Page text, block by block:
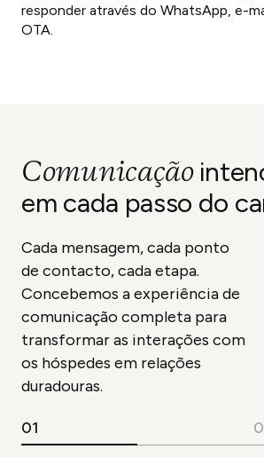
responder através do WhatsApp, e-
OTA.
Comunicação
em cada passo do
Cada mensagem, cada ponto
de contacto, cada etapa.
Concebemos a experiência de
comunicação completa para
transformar as interações com
os hóspedes em relações
duradouras.
01 0